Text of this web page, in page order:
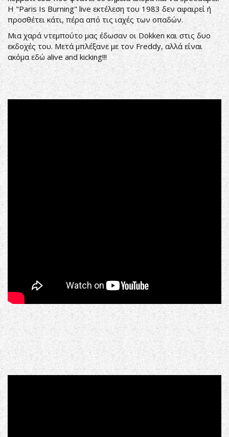
Η "Paris Is Burning" live εκτέλεση του 1983 δεν αφαιρεί ή
προσθέτει κάτι, πέρα από τις ιαχές των οπαδών.
Μια χαρά ντεμπούτο μας έδωσαν οι Dokken και στις δυο
εκδοχές του. Μετά μπλέξανε με τον Freddy, αλλά είναι
ακόμα εδώ alive and kicking!!!